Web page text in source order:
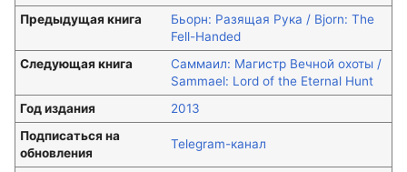
Предыдущая книга
Бьорн: Разящая Рука / Bjorn: The
Fell-Handed
Следующая книга
Саммаил: Магистр Вечной охоты /
Sammael: Lord of the Eternal Hunt
Год издания
2013
Подписаться на
обновления
Telegram-канал